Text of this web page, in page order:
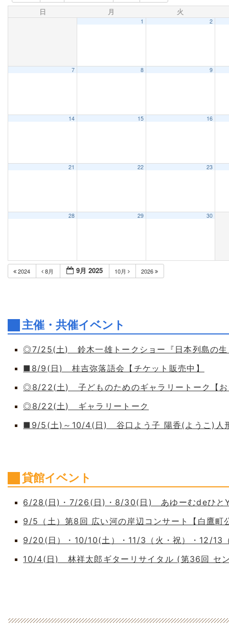
日 月 火
1 2
7 8 9
14 15 16
21 22 23
28 29 30
2024 8月 9月 2025 10月 2026
主催・共催イベント
◎7/25(土) 鈴木一雄トークショー『日本列島の生
■8/9(日) 桂吉弥落語会【チケット販売中】
◎8/22(土) 子どものためのギャラリートーク【お
◎8/22(土) ギャラリートーク
■9/5(土)～10/4(日) 谷口よう子 陽香(ようこ)人
貸館イベント
6/28(日)・7/26(日)・8/30(日) あゆーむdeひと
9/5（土）第8回 広い河の岸辺コンサート【白鷹町
9/20(日）・10/10(土）・11/3（火・祝）・12/
10/4(日) 林祥太郎ギターリサイタル (第36回 セ